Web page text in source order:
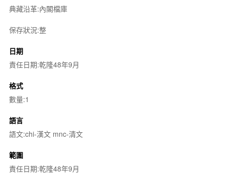
典藏沿革:內閣檔庫
保存狀況:整
日期
責任日期:乾隆48年9月
格式
數量:1
語言
語文:chi-漢文 mnc-清文
範圍
責任日期:乾隆48年9月